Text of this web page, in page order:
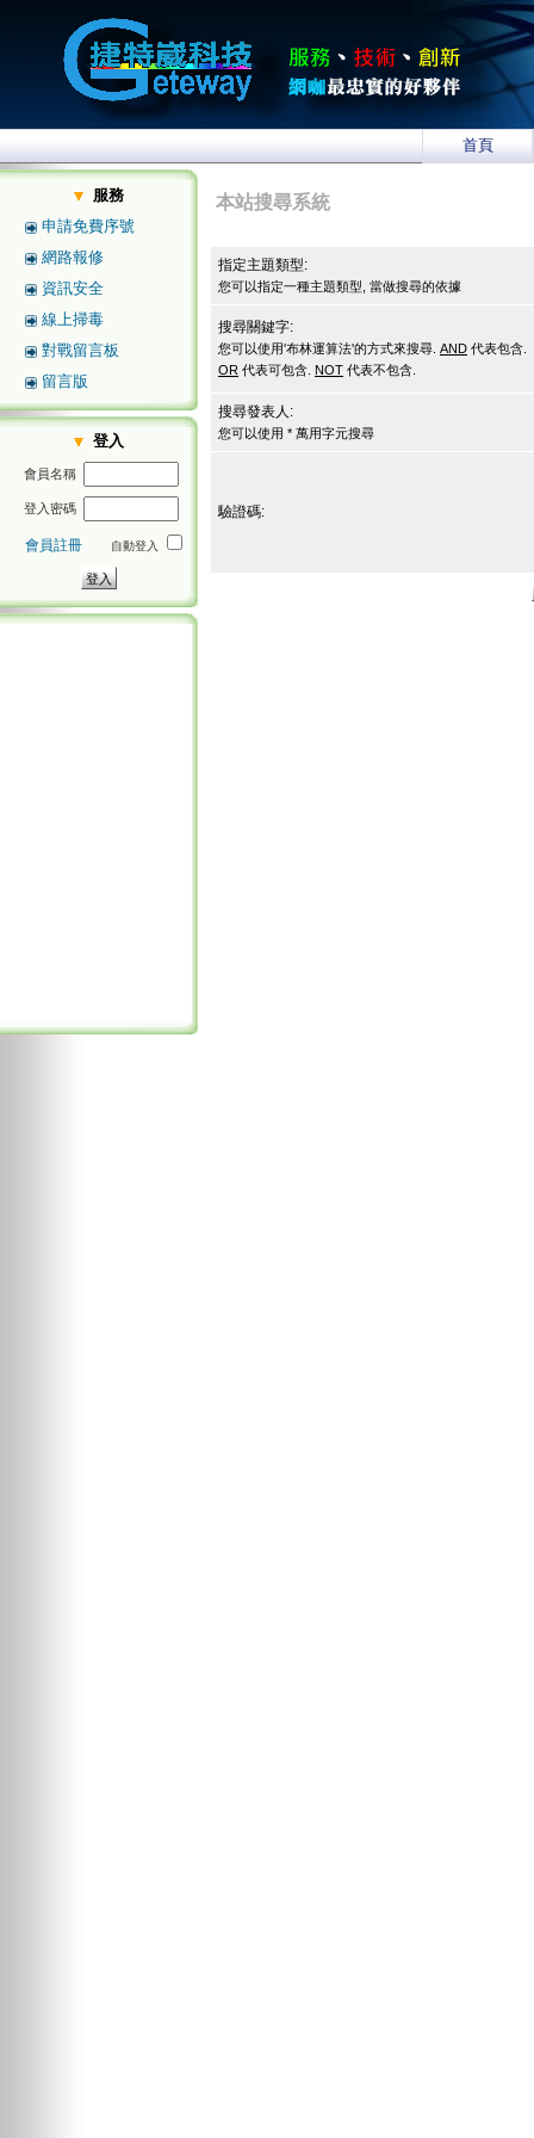
首頁
服務
申請免費序號
網路報修
資訊安全
線上掃毒
對戰留言板
留言版
登入
會員名稱
登入密碼
會員註冊 自動登入
本站搜尋系統
指定主題類型:
您可以指定一種主題類型, 當做搜尋的依據
搜尋關鍵字:
您可以使用'布林運算法'的方式來搜尋. AND 代表包含.
OR 代表可包含. NOT 代表不包含.
搜尋發表人:
您可以使用 * 萬用字元搜尋
驗證碼: